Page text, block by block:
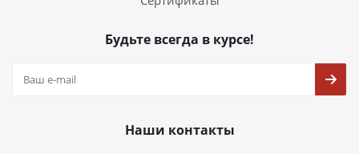
Будьте всегда в курсе!
Наши контакты